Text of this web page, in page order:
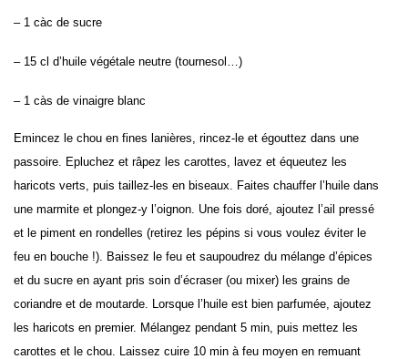
– 1 càc de sucre
– 15 cl d’huile végétale neutre (tournesol…)
– 1 càs de vinaigre blanc
Emincez le chou en fines lanières, rincez-le et égouttez dans une
passoire. Epluchez et râpez les carottes, lavez et équeutez les
haricots verts, puis taillez-les en biseaux. Faites chauffer l’huile dans
une marmite et plongez-y l’oignon. Une fois doré, ajoutez l’ail pressé
et le piment en rondelles (retirez les pépins si vous voulez éviter le
feu en bouche !). Baissez le feu et saupoudrez du mélange d’épices
et du sucre en ayant pris soin d’écraser (ou mixer) les grains de
coriandre et de moutarde. Lorsque l’huile est bien parfumée, ajoutez
les haricots en premier. Mélangez pendant 5 min, puis mettez les
carottes et le chou. Laissez cuire 10 min à feu moyen en remuant